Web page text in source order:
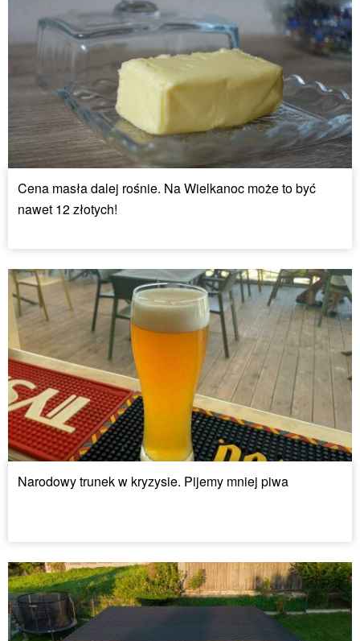
Cena masła dalej rośnie. Na Wielkanoc może to być
nawet 12 złotych!
Narodowy trunek w kryzysie. Pijemy mniej piwa